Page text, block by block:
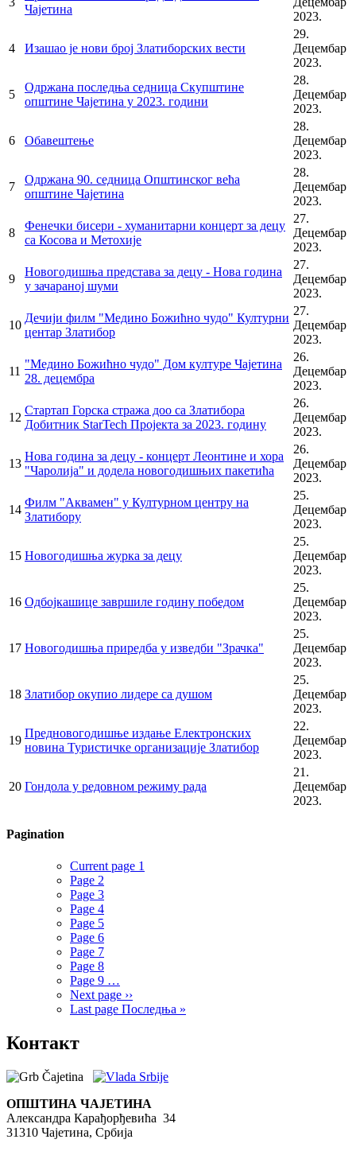
Чајетина
2023.
4 Изашао је нови број Златиборских вести
29.
Децембар
2023.
5
Одржана последња седница Скупштине
општине Чајетина у 2023. години
28.
Децембар
2023.
6 Обавештење
28.
Децембар
2023.
7
Одржана 90. седница Општинског већа
општине Чајетина
28.
Децембар
2023.
8
Фенечки бисери - хуманитарни концерт за децу
са Косова и Метохије
27.
Децембар
2023.
9
Новогодишња представа за децу - Нова година
у зачараној шуми
27.
Децембар
2023.
10
Дечији филм "Медино Божићно чудо" Културни
центар Златибор
27.
Децембар
2023.
11
"Медино Божићно чудо" Дом културе Чајетина
28. децембра
26.
Децембар
2023.
12
Стартап Горска стража доо са Златибора
Добитник StarTech Пројекта за 2023. годину
26.
Децембар
2023.
13
Нова година за децу - концерт Леонтине и хора
"Чаролија" и додела новогодишњих пакетића
26.
Децембар
2023.
14
Филм "Аквамен" у Културном центру на
Златибору
25.
Децембар
2023.
15 Новогодишња журка за децу
25.
Децембар
2023.
16 Одбојкашице завршиле годину победом
25.
Децембар
2023.
17 Новогодишња приредба у изведби "Зрачка"
25.
Децембар
2023.
18 Златибор окупио лидере са душом
25.
Децембар
2023.
19
Предновогодишње издање Електронских
новина Туристичке организације Златибор
22.
Децембар
2023.
20 Гондола у редовном режиму рада
21.
Децембар
2023.
Pagination
Current page 1
Page 2
Page 3
Page 4
Page 5
Page 6
Page 7
Page 8
Page 9 …
Next page ››
Last page Последња »
Контакт
ОПШТИНА ЧАЈЕТИНА
Александра Карађорђевића 34
31310 Чајетина, Србија